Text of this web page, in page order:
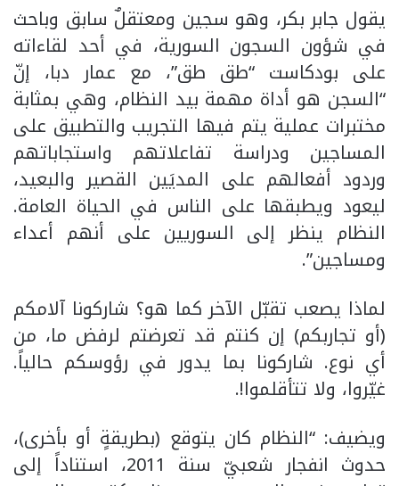
يقول جابر بكر، وهو سجين ومعتقلٌ سابق وباحث
في شؤون السجون السورية، في أحد لقاءاته
على بودكاست “طق طق”، مع عمار دبا، إنّ
“السجن هو أداة مهمة بيد النظام، وهي بمثابة
مختبرات عملية يتم فيها التجريب والتطبيق على
المساجين ودراسة تفاعلاتهم واستجاباتهم
وردود أفعالهم على المديَين القصير والبعيد،
ليعود ويطبقها على الناس في الحياة العامة.
النظام ينظر إلى السوريين على أنهم أعداء
ومساجين”.
لماذا يصعب تقبّل الآخر كما هو؟ شاركونا آلامكم
(أو تجاربكم) إن كنتم قد تعرضتم لرفض ما، من
أي نوع. شاركونا بما يدور في رؤوسكم حالياً.
غيّروا، ولا تتأقلموا!.
ويضيف: “النظام كان يتوقع (بطريقةٍ أو بأخرى)،
حدوث انفجار شعبيّ سنة 2011، استناداً إلى